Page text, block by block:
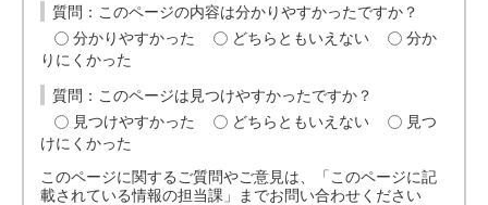
質問：このページの内容は分かりやすかったですか？
分かりやすかった
どちらともいえない
分か
りにくかった
質問：このページは見つけやすかったですか？
見つけやすかった
どちらともいえない
見つ
けにくかった
このページに関するご質問やご意見は、「このページに記
載されている情報の担当課」までお問い合わせください